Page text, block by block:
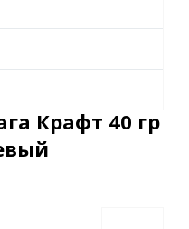
Крафт 40 гр